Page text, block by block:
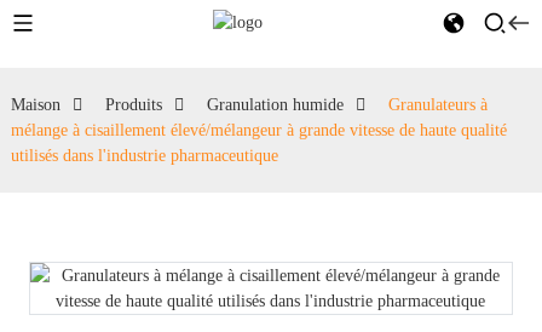
Maison Produits Granulation humide
Granulateurs à
mélange à cisaillement élevé/mélangeur à grande vitesse de haute qualité
utilisés dans l'industrie pharmaceutique